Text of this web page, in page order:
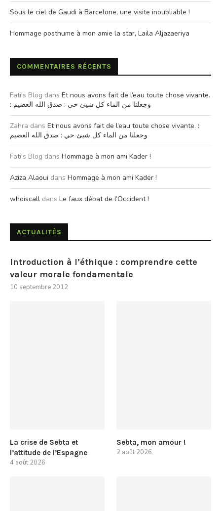
Sous le ciel de Gaudi à Barcelone, une visite inoubliable !
Hommage posthume à mon amie la star, Laila Aljazaeriya
COMMENTAIRES RÉCENTS
Fati's Blog dans Et nous avons fait de l’eau toute chose vivante.
: وجعلنا من الماء كل شيئ حي : صدق الله العضيم
Zahra dans Et nous avons fait de l’eau toute chose vivante. :
وجعلنا من الماء كل شيئ حي : صدق الله العضيم
Fati's Blog dans Hommage à mon ami Kader !
Aziza Alaoui dans Hommage à mon ami Kader !
whoiscall dans Le faux débat de l’Occident !
ACTUALITÉS
Introduction à l’éthique : comprendre cette
valeur morale fondamentale
10 septembre 2012
La crise de Sebta et
l’attitude de l’Espagne
4 août 2026
Sebta, mon amour !
2 août 2026